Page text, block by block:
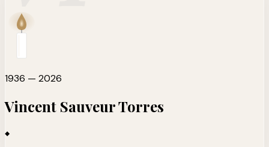
1936 — 2026
Vincent SauveurTorres